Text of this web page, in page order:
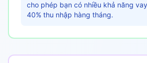
cho phép bạn có nhiều khả năng
40% thu nhập hàng tháng.